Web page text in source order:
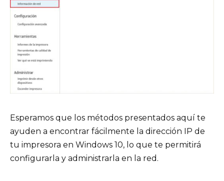
Esperamos que los métodos presentados aquí te
ayuden a encontrar fácilmente la dirección IP de
tu impresora en Windows 10, lo que te permitirá
configurarla y administrarla en la red.